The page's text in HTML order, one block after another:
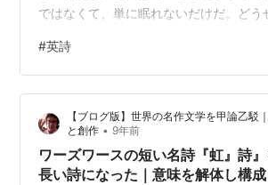
ではなくて、単に眠れないだけだ。どう
ら静けさに満ちた、短い詩を。 そこで思
ラングストン・ヒューズ（Langston
の“Suicide’s Note”だった。たった3行
ある。ヒューズについては、（真夜中で
るので）詳しくは書かないが、1902年生
系アメリカ人の詩人…
#英詩
【ブログ版】世界の名作文学を甲論乙駁
と創作 • 9年前
ワーズワースの短い名詩『虹』詩
長い詩になった｜意味を解体し構